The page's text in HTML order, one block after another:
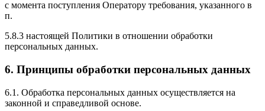
с момента поступления Оператору требования, указанного в
п.
5.8.3 настоящей Политики в отношении обработки
персональных данных.
6. Принципы обработки персональных данных
6.1. Обработка персональных данных осуществляется на
законной и справедливой основе.